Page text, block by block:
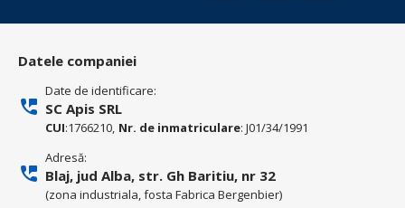
Datele companiei
Date de identificare:
SC Apis SRL
CUI:1766210, Nr. de inmatriculare: J01/34/1991
Adresă:
Blaj, jud Alba, str. Gh Baritiu, nr 32
(zona industriala, fosta Fabrica Bergenbier)